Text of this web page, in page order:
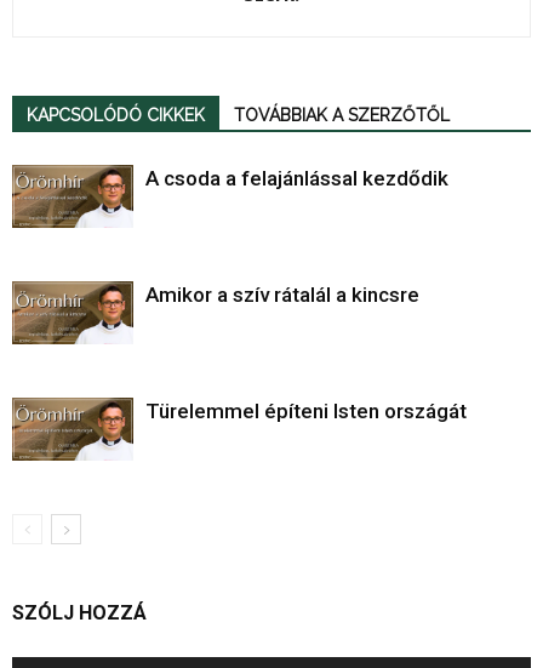
KAPCSOLÓDÓ CIKKEK TOVÁBBIAK A SZERZŐTŐL
A csoda a felajánlással kezdődik
Amikor a szív rátalál a kincsre
Türelemmel építeni Isten országát
SZÓLJ HOZZÁ